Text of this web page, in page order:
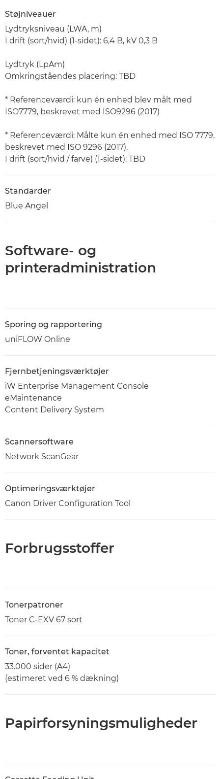
Støjniveauer
Lydtryksniveau (LWA, m)
I drift (sort/hvid) (1-sidet): 6,4 B, kV 0,3 B
Lydtryk (LpAm)
Omkringståendes placering: TBD
* Referenceværdi: kun én enhed blev målt med
ISO7779, beskrevet med ISO9296 (2017)
* Referenceværdi: Målte kun én enhed med ISO 7779,
beskrevet med ISO 9296 (2017).
I drift (sort/hvid / farve) (1-sidet): TBD
Standarder
Blue Angel
Software- og
printeradministration
Sporing og rapportering
uniFLOW Online
Fjernbetjeningsværktøjer
iW Enterprise Management Console
eMaintenance
Content Delivery System
Scannersoftware
Network ScanGear
Optimeringsværktøjer
Canon Driver Configuration Tool
Forbrugsstoffer
Tonerpatroner
Toner C-EXV 67 sort
Toner, forventet kapacitet
33.000 sider (A4)
(estimeret ved 6 % dækning)
Papirforsyningsmuligheder